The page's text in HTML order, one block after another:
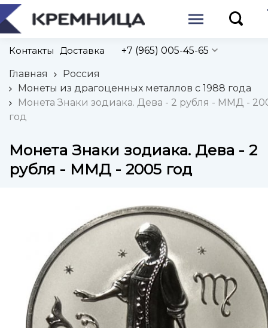
Контакты Доставка +7 (965) 005-45-65
Главная
Россия
Монеты из драгоценных металлов с 1988 года
Монета Знаки зодиака. Дева - 2 рубля - ММД -
год
Монета Знаки зодиака. Дева - 2
рубля - ММД - 2005 год